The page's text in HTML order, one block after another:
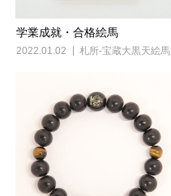
学業成就・合格絵馬
2022.01.02 札所-宝蔵大黒天絵馬